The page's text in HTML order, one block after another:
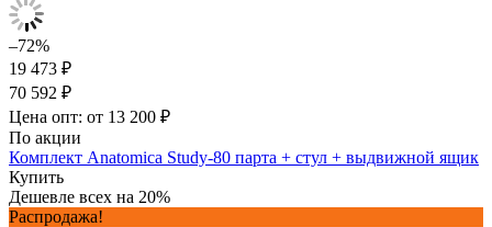
–72%
19 473 ₽
70 592 ₽
Цена опт: от 13 200 ₽
По акции
Комплект Anatomica Study-80 парта + стул + выдвижной ящик
Купить
Дешевле всех на 20%
Распродажа!